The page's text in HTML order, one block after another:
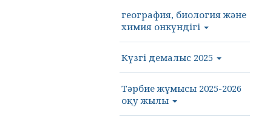
география, биология және
химия онкүндігі
Күзгі демалыс 2025
Тәрбие жұмысы 2025-2026
оқу жылы